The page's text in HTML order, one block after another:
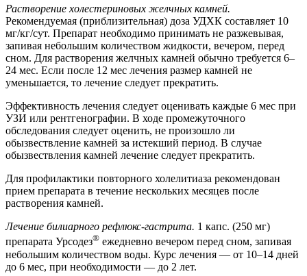
Растворение холестериновых желчных камней.
Рекомендуемая (приблизительная) доза УДХК составляет 10
мг/кг/сут. Препарат необходимо принимать не разжевывая,
запивая небольшим количеством жидкости, вечером, перед
сном. Для растворения желчных камней обычно требуется 6–
24 мес. Если после 12 мес лечения размер камней не
уменьшается, то лечение следует прекратить.
Эффективность лечения следует оценивать каждые 6 мес при
УЗИ или рентгенографии. В ходе промежуточного
обследования следует оценить, не произошло ли
обызвествление камней за истекший период. В случае
обызвествления камней лечение следует прекратить.
Для профилактики повторного холелитиаза рекомендован
прием препарата в течение нескольких месяцев после
растворения камней.
Лечение билиарного рефлюкс-гастрита. 1 капс. (250 мг)
препарата Урсодез® ежедневно вечером перед сном, запивая
небольшим количеством воды. Курс лечения — от 10–14 дней
до 6 мес, при необходимости — до 2 лет.